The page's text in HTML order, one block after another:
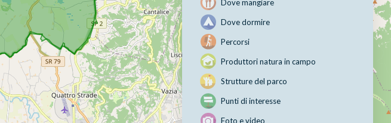
Dove mangiare
Dove dormire
Percorsi
Produttori natura in campo
Strutture del parco
Punti di interesse
Foto e video